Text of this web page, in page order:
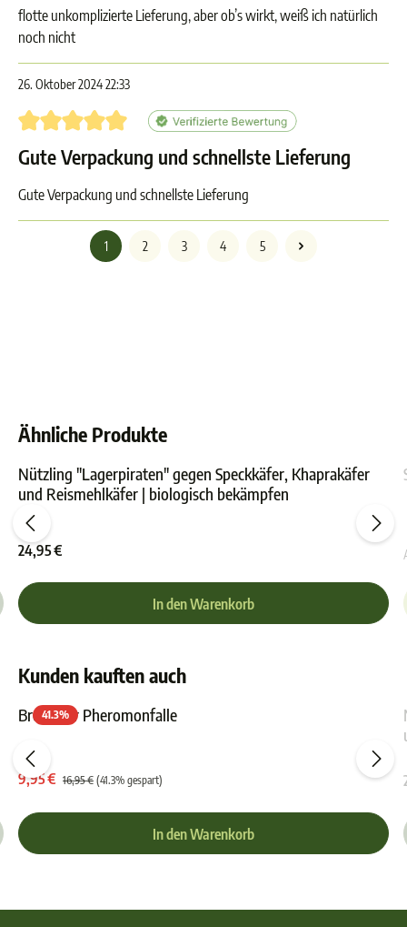
flotte unkomplizierte Lieferung, aber ob’s wirkt, weiß ich natürlich
noch nicht
26. Oktober 2024 22:33
Bewertung mit 5 von 5 Sternen
Gute Verpackung und schnellste Lieferung
Gute Verpackung und schnellste Lieferung
1 2 3 4 5
Ähnliche Produkte
von 0 von 5 Sternen Durchschnittliche
Nützling "Lagerpiraten" gegen Speckkäfer, Khaprakäfer
und Reismehlkäfer | biologisch bekämpfen
24,95 €
In den Warenkorb
Kunden kauften auch
41.3%
Durchschnittliche
Brotkäfer Pheromonfalle
9,95 € 16,95 € (41.3% gespart)
In den Warenkorb